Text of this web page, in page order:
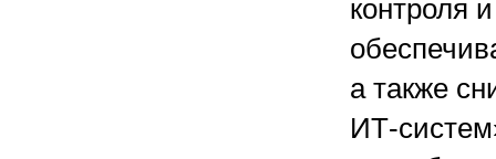
контроля
а также
ИТ-